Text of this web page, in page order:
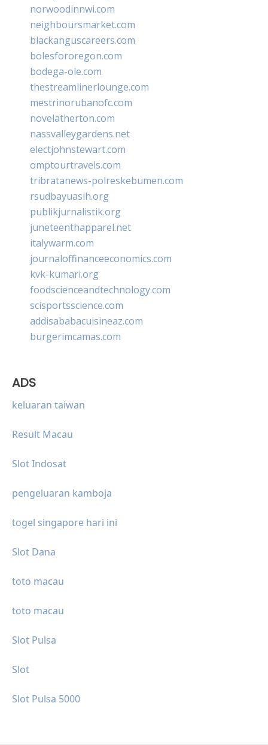
norwoodinnwi.com
neighboursmarket.com
blackanguscareers.com
bolesfororegon.com
bodega-ole.com
thestreamlinerlounge.com
mestrinorubanofc.com
novelatherton.com
nassvalleygardens.net
electjohnstewart.com
omptourtravels.com
tribratanews-polreskebumen.com
rsudbayuasih.org
publikjurnalistik.org
juneteenthapparel.net
italywarm.com
journaloffinanceeconomics.com
kvk-kumari.org
foodscienceandtechnology.com
scisportsscience.com
addisababacuisineaz.com
burgerimcamas.com
ADS
keluaran taiwan
Result Macau
Slot Indosat
pengeluaran kamboja
togel singapore hari ini
Slot Dana
toto macau
toto macau
Slot Pulsa
Slot
Slot Pulsa 5000